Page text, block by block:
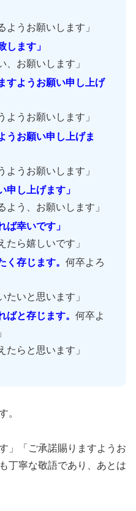
ようお願いします」
します」
、お願いします」
すようお願い申し上げ
ようお願いします」
うお願い申し上げま
ようお願いします」
申し上げます」
よう、お願いします」
ば幸いです」
たら嬉しいです」
く存じます。何卒よろ
たいと思います」
ばと存じます。何卒よ
たらと思います」
。
」「ご承諾賜りますようお
丁寧な敬語であり、あとは